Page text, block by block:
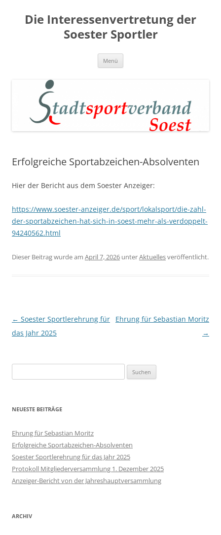
springen
Die Interessenvertretung der
Soester Sportler
Menü
Erfolgreiche Sportabzeichen-Absolventen
Hier der Bericht aus dem Soester Anzeiger:
https://www.soester-anzeiger.de/sport/lokalsport/die-zahl-
der-sportabzeichen-hat-sich-in-soest-mehr-als-verdoppelt-
94240562.html
Dieser Beitrag wurde am April 7, 2026 unterAktuellesveröffentlicht.
Beitragsnavigation
← Soester Sportlerehrung für
das Jahr 2025
Ehrung für Sebastian Moritz
→
nach:
NEUESTE BEITRÄGE
Ehrung für Sebastian Moritz
Erfolgreiche Sportabzeichen-Absolventen
Soester Sportlerehrung für das Jahr 2025
Protokoll Mitgliederversammlung 1. Dezember 2025
Anzeiger-Bericht von der Jahreshauptversammlung
ARCHIV